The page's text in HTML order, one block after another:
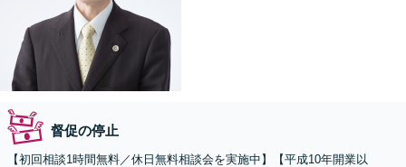
督促の停止
【初回相談1時間無料／休日無料相談会を実施中】【平成10年開業以